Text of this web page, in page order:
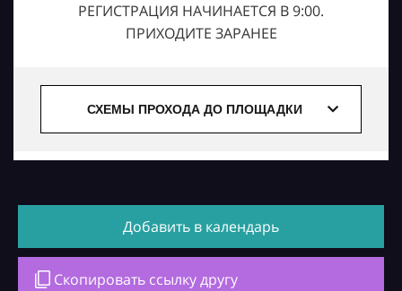
РЕГИСТРАЦИЯ НАЧИНАЕТСЯ В 9:00.
ПРИХОДИТЕ ЗАРАНЕЕ
СХЕМЫ ПРОХОДА ДО ПЛОЩАДКИ
Добавить в календарь
Скопировать ссылку другу